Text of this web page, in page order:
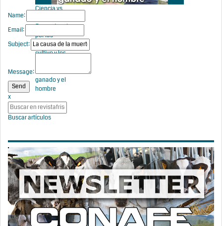
Ciencia vs
Competencia
por las
tierras de
cultivo y los
ganado y el
hombre
Name:
Email:
Subject:
Message:
x
Buscar artículos